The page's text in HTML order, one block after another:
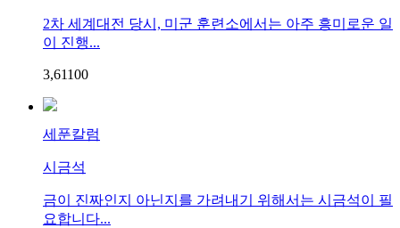
2차 세계대전 당시, 미군 훈련소에서는 아주 흥미로운 일
이 진행...
3,61100
세푼칼럼
시금석
금이 진짜인지 아닌지를 가려내기 위해서는 시금석이 필
요합니다...